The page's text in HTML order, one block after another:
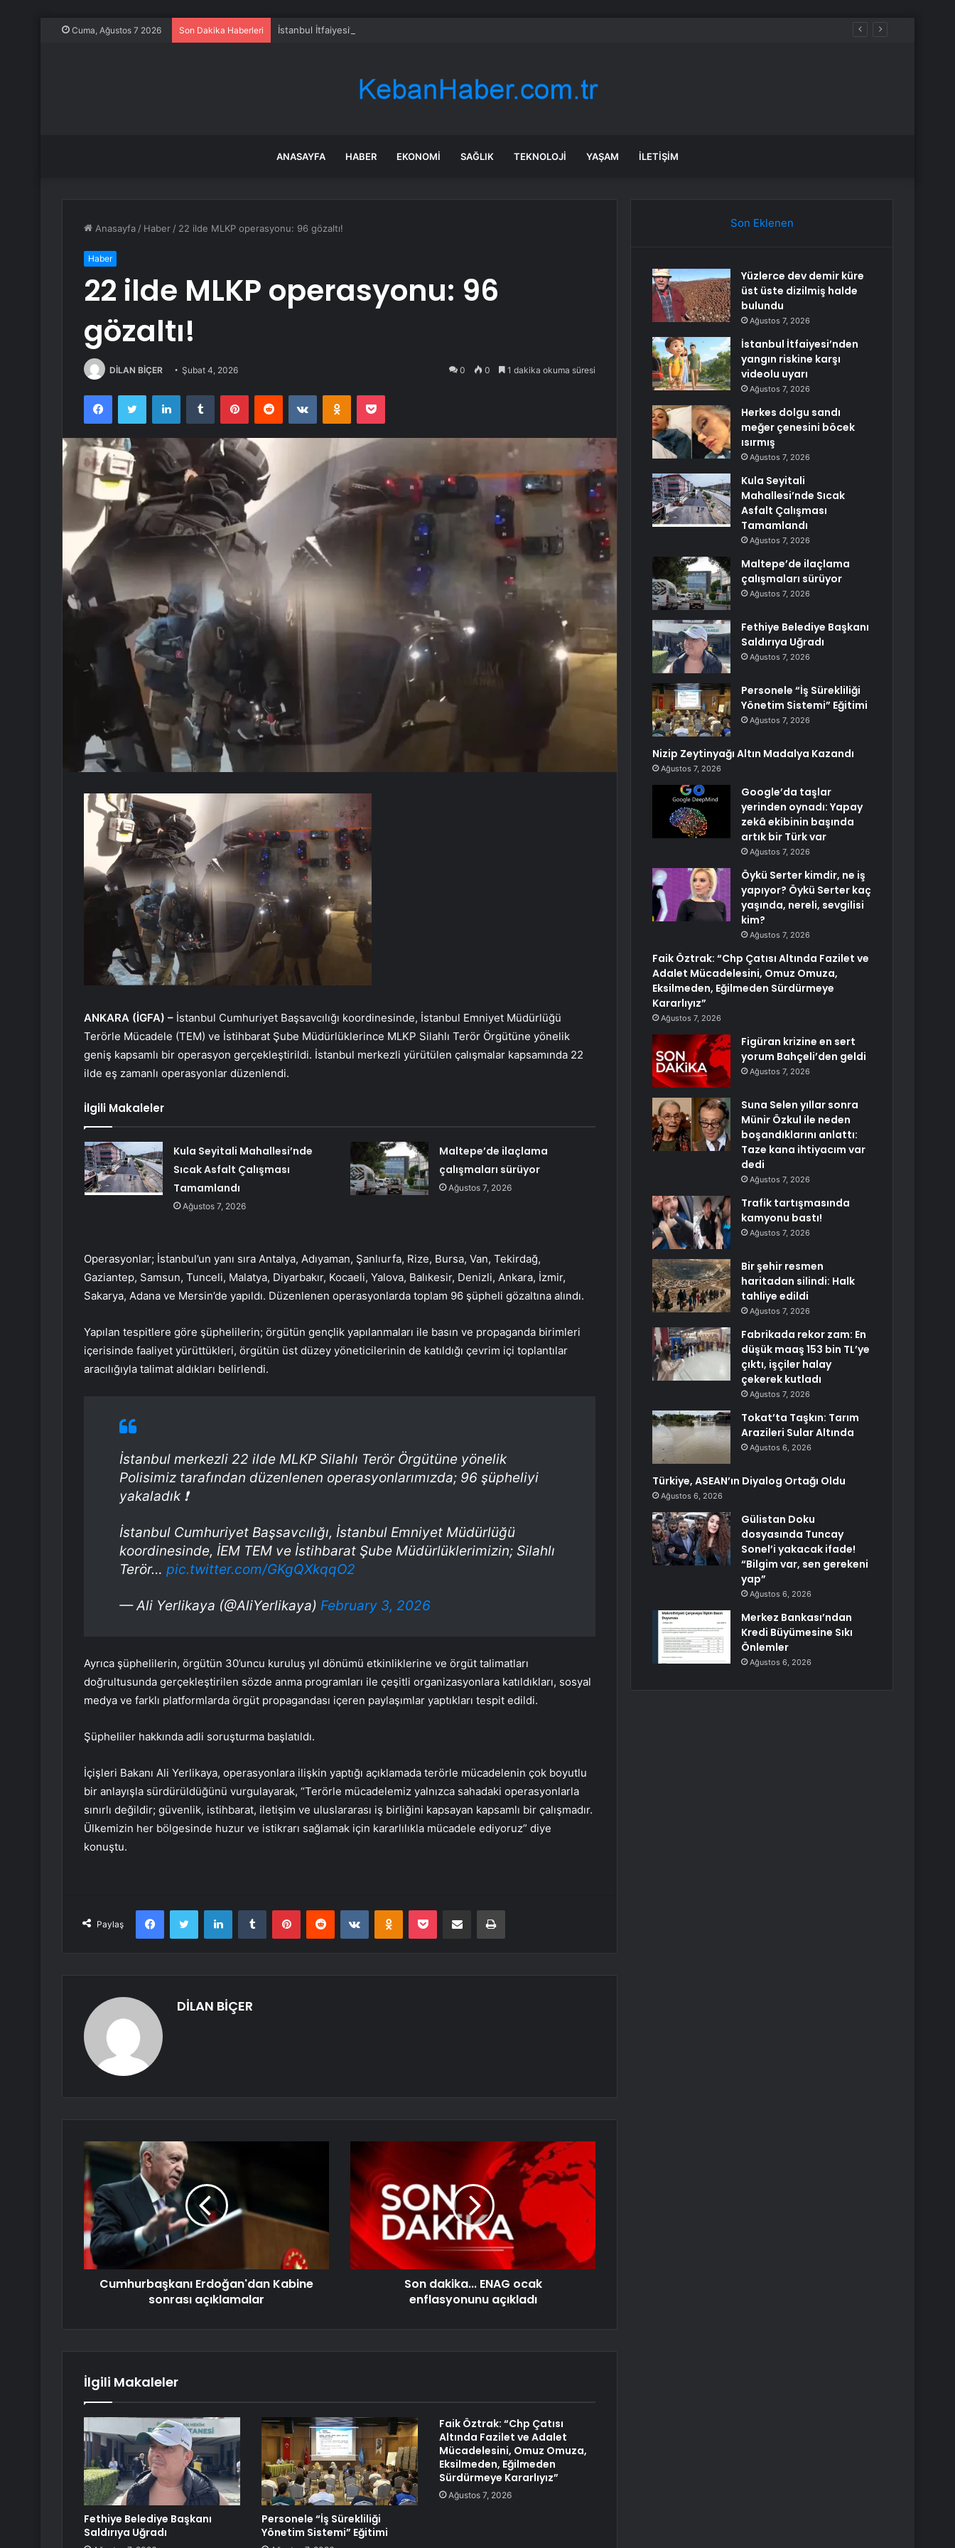
Cuma, Ağustos 7 2026 Son Dakika Haberleri İstanbul İtfaiyesi’nden yangın riskine karşı videolu uyarı
ANASAYFA HABER EKONOMI SAĞLIK TEKNOLOJI YAŞAM İLETIŞIM
Anasayfa / Haber / 22 ilde MLKP operasyonu: 96 gözaltı!
Haber
22 ilde MLKP operasyonu: 96
gözaltı!
DİLAN BİÇER Şubat 4, 2026 0 0 1 dakika okuma süresi
FacebookTwitter LinkedInTumblr PinterestReddit VKontakteOdnoklassniki
Pocket
ANKARA (İGFA) – İstanbul Cumhuriyet Başsavcılığı koordinesinde, İstanbul Emniyet Müdürlüğü
Terörle Mücadele (TEM) ve İstihbarat Şube Müdürlüklerince MLKP Silahlı Terör Örgütüne yönelik
geniş kapsamlı bir operasyon gerçekleştirildi. İstanbul merkezli yürütülen çalışmalar kapsamında 22
ilde eş zamanlı operasyonlar düzenlendi.
İlgili Makaleler
Kula Seyitali Mahallesi’nde
Sıcak Asfalt Çalışması
Tamamlandı
Ağustos 7, 2026
Maltepe’de ilaçlama
çalışmaları sürüyor
Ağustos 7, 2026
Operasyonlar; İstanbul’un yanı sıra Antalya, Adıyaman, Şanlıurfa, Rize, Bursa, Van, Tekirdağ,
Gaziantep, Samsun, Tunceli, Malatya, Diyarbakır, Kocaeli, Yalova, Balıkesir, Denizli, Ankara, İzmir,
Sakarya, Adana ve Mersin’de yapıldı. Düzenlenen operasyonlarda toplam 96 şüpheli gözaltına alındı.
Yapılan tespitlere göre şüphelilerin; örgütün gençlik yapılanmaları ile basın ve propaganda birimleri
içerisinde faaliyet yürüttükleri, örgütün üst düzey yöneticilerinin de katıldığı çevrim içi toplantılar
aracılığıyla talimat aldıkları belirlendi.
İstanbul merkezli 22 ilde MLKP Silahlı Terör Örgütüne yönelik
Polisimiz tarafından düzenlenen operasyonlarımızda; 96 şüpheliyi
yakaladık ❗️
İstanbul Cumhuriyet Başsavcılığı, İstanbul Emniyet Müdürlüğü
koordinesinde, İEM TEM ve İstihbarat Şube Müdürlüklerimizin; Silahlı
Terör… pic.twitter.com/GKgQXkqqO2
— Ali Yerlikaya (@AliYerlikaya) February 3, 2026
Ayrıca şüphelilerin, örgütün 30’uncu kuruluş yıl dönümü etkinliklerine ve örgüt talimatları
doğrultusunda gerçekleştirilen sözde anma programları ile çeşitli organizasyonlara katıldıkları, sosyal
medya ve farklı platformlarda örgüt propagandası içeren paylaşımlar yaptıkları tespit edildi.
Şüpheliler hakkında adli soruşturma başlatıldı.
İçişleri Bakanı Ali Yerlikaya, operasyonlara ilişkin yaptığı açıklamada terörle mücadelenin çok boyutlu
bir anlayışla sürdürüldüğünü vurgulayarak, “Terörle mücadelemiz yalnızca sahadaki operasyonlarla
sınırlı değildir; güvenlik, istihbarat, iletişim ve uluslararası iş birliğini kapsayan kapsamlı bir çalışmadır.
Ülkemizin her bölgesinde huzur ve istikrarı sağlamak için kararlılıkla mücadele ediyoruz” diye
konuştu.
Paylaş
FacebookTwitter LinkedInTumblr PinterestReddit VKontakteOdnoklassniki
Pocket E-Posta ile paylaş Yazdır
DİLAN BİÇER
Cumhurbaşkanı Erdoğan'dan Kabine
sonrası açıklamalar
Son dakika... ENAG ocak
enflasyonunu açıkladı
İlgili Makaleler
Fethiye Belediye Başkanı
Saldırıya Uğradı
Personele “İş Sürekliliği
Yönetim Sistemi” Eğitimi
Faik Öztrak: “Chp Çatısı
Altında Fazilet ve Adalet
Mücadelesini, Omuz Omuza,
Eksilmeden, Eğilmeden
Sürdürmeye Kararlıyız”
Ağustos 7, 2026
Son Eklenen
Yüzlerce dev demir küre
üst üste dizilmiş halde
bulundu
Ağustos 7, 2026
İstanbul İtfaiyesi’nden
yangın riskine karşı
videolu uyarı
Ağustos 7, 2026
Herkes dolgu sandı
meğer çenesini böcek
ısırmış
Ağustos 7, 2026
Kula Seyitali
Mahallesi’nde Sıcak
Asfalt Çalışması
Tamamlandı
Ağustos 7, 2026
Maltepe’de ilaçlama
çalışmaları sürüyor
Ağustos 7, 2026
Fethiye Belediye Başkanı
Saldırıya Uğradı
Ağustos 7, 2026
Personele “İş Sürekliliği
Yönetim Sistemi” Eğitimi
Ağustos 7, 2026
Nizip Zeytinyağı Altın Madalya Kazandı
Ağustos 7, 2026
Google’da taşlar
yerinden oynadı: Yapay
zekâ ekibinin başında
artık bir Türk var
Ağustos 7, 2026
Öykü Serter kimdir, ne iş
yapıyor? Öykü Serter kaç
yaşında, nereli, sevgilisi
kim?
Ağustos 7, 2026
Faik Öztrak: “Chp Çatısı Altında Fazilet ve
Adalet Mücadelesini, Omuz Omuza,
Eksilmeden, Eğilmeden Sürdürmeye
Kararlıyız”
Ağustos 7, 2026
Figüran krizine en sert
yorum Bahçeli’den geldi
Ağustos 7, 2026
Suna Selen yıllar sonra
Münir Özkul ile neden
boşandıklarını anlattı:
Taze kana ihtiyacım var
dedi
Ağustos 7, 2026
Trafik tartışmasında
kamyonu bastı!
Ağustos 7, 2026
Bir şehir resmen
haritadan silindi: Halk
tahliye edildi
Ağustos 7, 2026
Fabrikada rekor zam: En
düşük maaş 153 bin TL’ye
çıktı, işçiler halay
çekerek kutladı
Ağustos 7, 2026
Tokat’ta Taşkın: Tarım
Arazileri Sular Altında
Ağustos 6, 2026
Türkiye, ASEAN’ın Diyalog Ortağı Oldu
Ağustos 6, 2026
Gülistan Doku
dosyasında Tuncay
Sonel’i yakacak ifade!
“Bilgim var, sen gerekeni
yap”
Ağustos 6, 2026
Merkez Bankası’ndan
Kredi Büyümesine Sıkı
Önlemler
Ağustos 6, 2026